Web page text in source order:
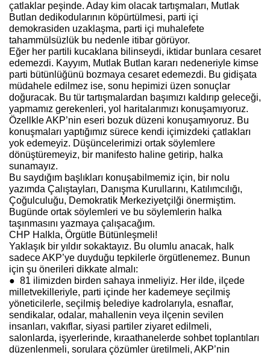
çatlaklar peşinde. Aday kim olacak tartışmaları, Mutlak
Butlan dedikodularının köpürtülmesi, parti içi
demokrasiden uzaklaşma, parti içi muhalefete
tahammülsüzlük bu nedenle itibar görüyor.
Eğer her partili kucaklana bilinseydi, iktidar bunlara cesaret
edemezdi. Kayyım, Mutlak Butlan kararı nedeneriyle kimse
parti bütünlüğünü bozmaya cesaret edemezdi. Bu gidişata
müdahele edilmez ise, sonu hepimizi üzen sonuçlar
doğuracak. Bu tür tartışmalardan başımızı kaldırıp geleceği,
yapmamız gerekenleri, yol haritalarımızı konuşamıyoruz.
Özellkle AKP’nin eseri bozuk düzeni konuşamıyoruz. Bu
konuşmaları yaptığımız sürece kendi içimizdeki çatlakları
yok edemeyiz. Düşüncelerimizi ortak söylemlere
dönüştüremeyiz, bir manifesto haline getirip, halka
sunamayız.
Bu saydığım başlıkları konuşabilmemiz için, bir nolu
yazımda Çalıştayları, Danışma Kurullarını, Katılımcılığı,
Çoğulculuğu, Demokratik Merkeziyetçilği önermiştim.
Bugünde ortak söylemleri ve bu söylemlerin halka
taşınmasını yazmaya çalışacağım.
CHP Halkla, Örgütle Bütünleşmeli!
Yaklaşık bir yıldır sokaktayız. Bu olumlu anacak, halk
sadece AKP’ye duyduğu tepkilerle örgütlenemez. Bunun
için şu önerileri dikkate almalı:
● 81 ilimizden birden sahaya inmeliyiz. Her ilde, ilçede
milletvekilleriyle, parti içinde her kademeye seçilmiş
yöneticilerle, seçilmiş belediye kadrolarıyla, esnaflar,
sendikalar, odalar, mahallenin veya ilçenin sevilen
insanları, vakıflar, siyasi partiler ziyaret edilmeli,
salonlarda, işyerlerinde, kıraathanelerde sohbet toplantıları
düzenlenmeli, sorulara çözümler üretilmeli, AKP’nin